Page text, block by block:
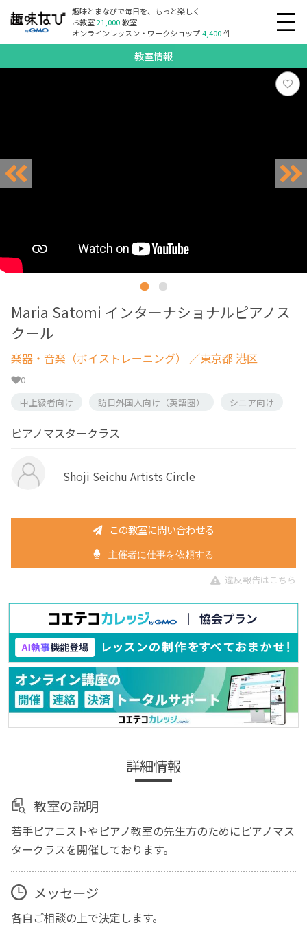
趣味とまなびで毎日を、もっと楽しく
お教室21,000教室
オンラインレッスン・ワークショップ4,400件
教室情報
Maria Satomi インターナショナルピアノス
クール
楽器・音楽（ボイストレーニング） ／東京都 港区
0
中上級者向け
訪日外国人向け（英語圏） シニア向け
ピアノマスタークラス
Shoji Seichu Artists Circle
この教室に問い合わせる
主催者に仕事を依頼する
違反報告はこちら
詳細情報
教室の説明
若手ピアニストやピアノ教室の先生方のためにピアノマス
タークラスを開催しております。
メッセージ
各自ご相談の上で決定します。